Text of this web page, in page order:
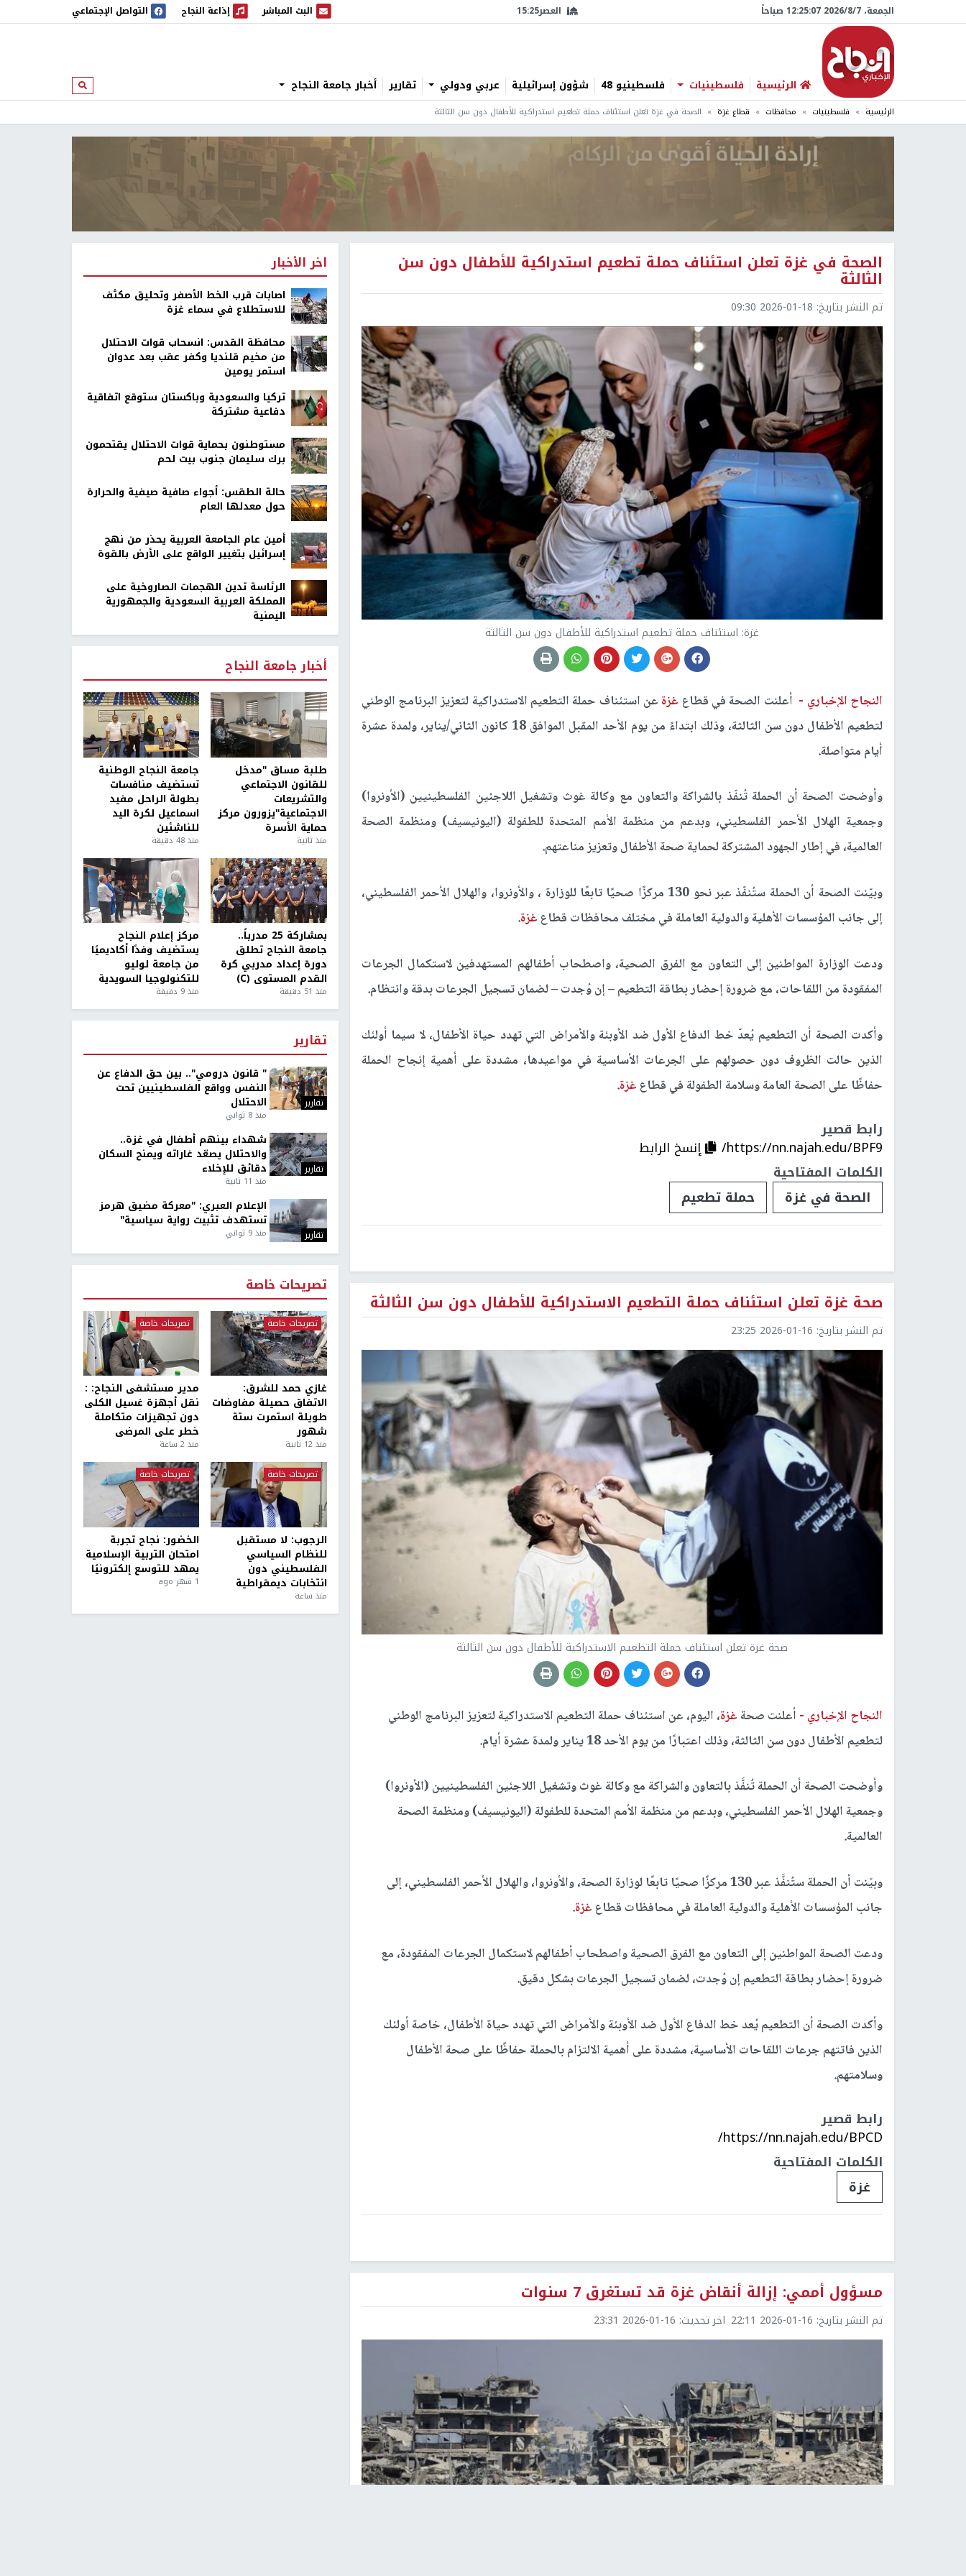
الجمعة، 7/‏8/‏2026 12:25:08 صباحاً العصر15:25 البث المباشر
البث المباشر إذاعة النجاح
إذاعة النجاح التواصل الإجتماعي
الرئيسية فلسطينيات فلسطينيو 48 شؤون إسرائيلية عربي ودولي تقارير أخبار جامعة النجاح ابحث
الرئيسية فلسطينيات محافظات قطاع غزة الصحة في غزة تعلن استئناف حملة تطعيم استدراكية للأطفال دون سن الثالثة
الصحة في غزة تعلن استئناف حملة تطعيم استدراكية للأطفال دون سن
الثالثة
تم النشر بتاريخ: 2026-01-18 09:30
غزة: استئناف حملة تطعيم استدراكية للأطفال دون سن الثالثة
النجاح الإخباري - أعلنت الصحة في قطاع غزة عن استئناف حملة التطعيم الاستدراكية لتعزيز البرنامج الوطني
لتطعيم الأطفال دون سن الثالثة، وذلك ابتداءً من يوم الأحد المقبل الموافق 18 كانون الثاني/يناير، ولمدة عشرة
أيام متواصلة.
وأوضحت الصحة أن الحملة تُنفّذ بالشراكة والتعاون مع وكالة غوث وتشغيل اللاجئين الفلسطينيين (الأونروا)
وجمعية الهلال الأحمر الفلسطيني، وبدعم من منظمة الأمم المتحدة للطفولة (اليونيسيف) ومنظمة الصحة
العالمية، في إطار الجهود المشتركة لحماية صحة الأطفال وتعزيز مناعتهم.
وبيّنت الصحة أن الحملة ستُنفّذ عبر نحو 130 مركزًا صحيًا
تابعًا للوزارة ، والأونروا، والهلال الأحمر الفلسطيني،
إلى جانب المؤسسات الأهلية والدولية العاملة في مختلف محافظات قطاع غزة.
ودعت الوزارة المواطنين إلى التعاون مع الفرق الصحية، واصطحاب أطفالهم المستهدفين لاستكمال الجرعات
المفقودة من اللقاحات، مع ضرورة إحضار بطاقة التطعيم – إن وُجدت – لضمان تسجيل الجرعات بدقة وانتظام.
وأكدت الصحة أن التطعيم يُعدّ خط الدفاع الأول ضد الأوبئة والأمراض التي تهدد حياة الأطفال، لا سيما أولئك
الذين حالت الظروف دون حصولهم على الجرعات الأساسية في مواعيدها، مشددة على أهمية إنجاح الحملة
حفاظًا على الصحة العامة وسلامة الطفولة في قطاع غزة.
رابط قصير
https://nn.najah.edu/BPF9/
إنسخ الرابط
الكلمات المفتاحية
الصحة في غزة
حملة تطعيم
صحة غزة تعلن استئناف حملة التطعيم الاستدراكية للأطفال دون سن الثالثة
تم النشر بتاريخ: 2026-01-16 23:25
صحة غزة تعلن استئناف حملة التطعيم الاستدراكية للأطفال دون سن الثالثة
النجاح الإخباري - أعلنت صحةغزة، اليوم، عن استئناف حملة التطعيم الاستدراكية لتعزيز البرنامج الوطني
لتطعيم الأطفال دون سن الثالثة، وذلك اعتبارًا من يوم الأحد 18 يناير ولمدة عشرة أيام.
وأوضحت الصحة أن الحملة تُنفَّذ بالتعاون والشراكة مع وكالة غوث وتشغيل اللاجئين الفلسطينيين (الأونروا)
وجمعية الهلال الأحمر الفلسطيني، وبدعم من منظمة الأمم المتحدة للطفولة (اليونيسيف) ومنظمة الصحة
العالمية.
وبيّنت أن الحملة ستُنفَّذ عبر 130 مركزًا صحيًا تابعًا لوزارة الصحة، والأونروا، والهلال الأحمر الفلسطيني، إلى
جانب المؤسسات الأهلية والدولية العاملة في محافظات قطاع غزة.
ودعت الصحة المواطنين إلى التعاون مع الفرق الصحية واصطحاب أطفالهم لاستكمال الجرعات المفقودة، مع
ضرورة إحضار بطاقة التطعيم إن وُجدت، لضمان تسجيل الجرعات بشكل دقيق.
وأكدت الصحة أن التطعيم يُعد خط الدفاع الأول ضد الأوبئة والأمراض التي تهدد حياة الأطفال، خاصة أولئك
الذين فاتتهم جرعات اللقاحات الأساسية، مشددة على أهمية الالتزام بالحملة حفاظًا على صحة الأطفال
وسلامتهم.
رابط قصير
https://nn.najah.edu/BPCD/
الكلمات المفتاحية
غزة
مسؤول أممي: إزالة أنقاض غزة قد تستغرق 7 سنوات
تم النشر بتاريخ: 2026-01-16 22:11 اخر تحديث: 2026-01-16 23:31
اخر الأخبار
اصابات قرب الخط الأصفر وتحليق مكثف
للاستطلاع في سماء غزة
محافظة القدس: انسحاب قوات الاحتلال
من مخيم قلنديا وكفر عقب بعد عدوان
استمر يومين
تركيا والسعودية وباكستان ستوقع اتفاقية
دفاعية مشتركة
مستوطنون بحماية قوات الاحتلال يقتحمون
برك سليمان جنوب بيت لحم
حالة الطقس: أجواء صافية صيفية والحرارة
حول معدلها العام
أمين عام الجامعة العربية يحذر من نهج
إسرائيل بتغيير الواقع على الأرض بالقوة
الرئاسة تدين الهجمات الصاروخية على
المملكة العربية السعودية والجمهورية
اليمنية
أخبار جامعة النجاح
طلبة مساق "مدخل
للقانون الاجتماعي
والتشريعات
الاجتماعية"يزورون مركز
حماية الأسرة
منذ ثانية
جامعة النجاح الوطنية
تستضيف منافسات
بطولة الراحل مفيد
اسماعيل لكرة اليد
للناشئين
منذ 48 دقيقة
بمشاركة 25 مدرباً..
جامعة النجاح تطلق
دورة إعداد مدربي كرة
القدم المستوى (C)
منذ 51 دقيقة
مركز إعلام النجاح
يستضيف وفدًا أكاديميًا
من جامعة لوليو
للتكنولوجيا السويدية
منذ 9 دقيقة
تقارير
تقارير
" قانون درومي".. بين حق الدفاع عن
النفس وواقع الفلسطينيين تحت
الاحتلال
منذ 8 ثواني
تقارير
شهداء بينهم أطفال في غزة..
والاحتلال يصعّد غاراته ويمنح السكان
دقائق للإخلاء
منذ 11 ثانية
تقارير
الإعلام العبري: "معركة مضيق هرمز
تستهدف تثبيت رواية سياسية"
منذ 9 ثواني
تصريحات خاصة
تصريحات خاصة
غازي حمد للشرق:
الاتفاق حصيلة مفاوضات
طويلة استمرت ستة
شهور
منذ 12 ثانية
تصريحات خاصة
مدير مستشفى النجاح: :
نقل أجهزة غسيل الكلى
دون تجهيزات متكاملة
خطر على المرضى
منذ 2 ساعة
تصريحات خاصة
الرجوب: لا مستقبل
للنظام السياسي
الفلسطيني دون
انتخابات ديمقراطية
منذ ساعة
تصريحات خاصة
الخضور: نجاح تجربة
امتحان التربية الإسلامية
يمهد للتوسع إلكترونيًا
1 شهر ago